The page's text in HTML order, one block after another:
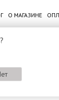
О МАГАЗИНЕ
для CCTV